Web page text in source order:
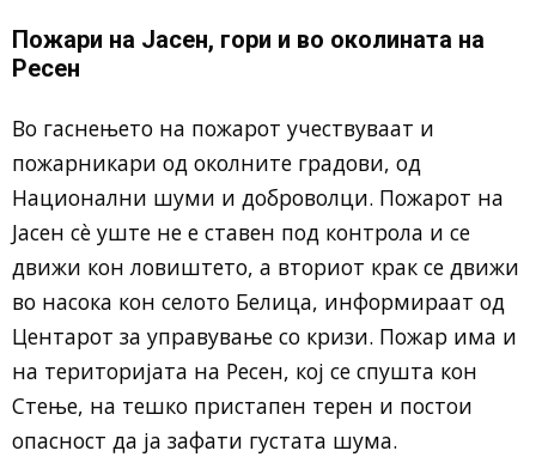
Пожари на Јасен, гори и во околината на
Ресен
Во гаснењето на пожарот учествуваат и
пожарникари од околните градови, од
Национални шуми и доброволци. Пожарот на
Јасен сè уште не е ставен под контрола и се
движи кон ловиштето, а вториот крак се движи
во насока кон селото Белица, информираат од
Центарот за управување со кризи. Пожар има и
на територијата на Ресен, кој се спушта кон
Стење, на тешко пристапен терен и постои
опасност да ја зафати густата шума.